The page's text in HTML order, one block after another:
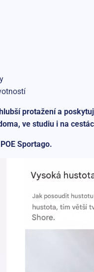
protažení a
ve studiu i na
Sportago.